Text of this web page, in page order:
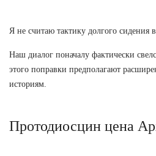
Я не считаю тактику долгого сидения
Наш диалог поначалу фактически
этого поправки предполагают
историям.
Протодиосцин цена